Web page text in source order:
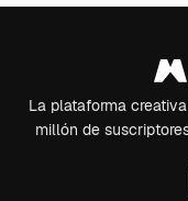
La plataforma
millón de